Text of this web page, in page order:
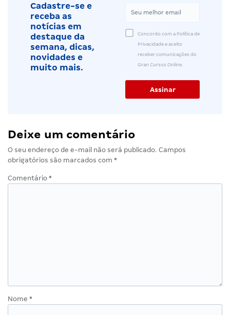
Cadastre-se e
receba as
notícias em
destaque da
semana, dicas,
novidades e
muito mais.
Concordo com a Política de
Privacidade e aceito
receber comunicações do
Gran Cursos Online.
Deixe um comentário
O seu endereço de e-mail não será publicado. Campos
obrigatórios são marcados com *
Comentário *
Nome *